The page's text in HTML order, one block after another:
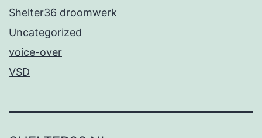
Shelter36 droomwerk
Uncategorized
voice-over
VSD